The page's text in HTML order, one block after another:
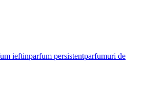
ieftinparfum persistentparfumuri de